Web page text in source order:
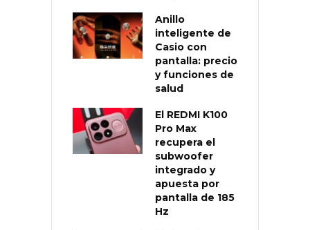
Anillo
inteligente de
Casio con
pantalla: precio
y funciones de
salud
El REDMI K100
Pro Max
recupera el
subwoofer
integrado y
apuesta por
pantalla de 185
Hz